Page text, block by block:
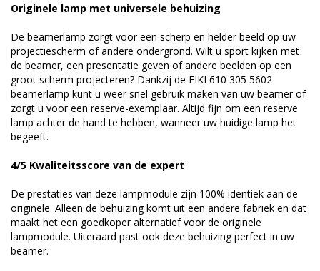
Originele lamp met universele behuizing
De beamerlamp zorgt voor een scherp en helder beeld op uw
projectiescherm of andere ondergrond. Wilt u sport kijken met
de beamer, een presentatie geven of andere beelden op een
groot scherm projecteren? Dankzij de EIKI 610 305 5602
beamerlamp kunt u weer snel gebruik maken van uw beamer of
zorgt u voor een reserve-exemplaar. Altijd fijn om een reserve
lamp achter de hand te hebben, wanneer uw huidige lamp het
begeeft.
4/5 Kwaliteitsscore van de expert
De prestaties van deze lampmodule zijn 100% identiek aan de
originele. Alleen de behuizing komt uit een andere fabriek en dat
maakt het een goedkoper alternatief voor de originele
lampmodule. Uiteraard past ook deze behuizing perfect in uw
beamer.